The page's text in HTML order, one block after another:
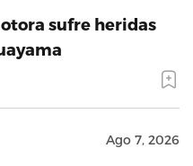
sufre heridas
Ago 7, 2026